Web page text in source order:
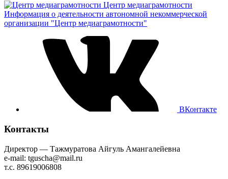
Центр медиаграмотности
Информация о деятельности автономной некоммерческой
организации "Центр медиаграмотности"
ВКонтакте
Контакты
Директор — Тажмуратова Айгуль Амангалейевна
e-mail: tguscha@mail.ru
т.с. 89619006808